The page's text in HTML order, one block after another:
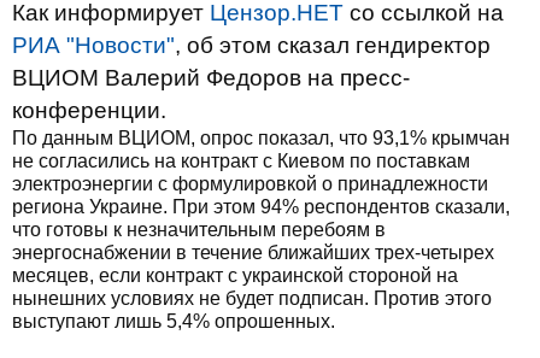
Как информирует Цензор.НЕТ со ссылкой на
РИА "Новости", об этом сказал гендиректор
ВЦИОМ Валерий Федоров на пресс-
конференции.
По данным ВЦИОМ, опрос показал, что 93,1% крымчан
не согласились на контракт с Киевом по поставкам
электроэнергии с формулировкой о принадлежности
региона Украине. При этом 94% респондентов сказали,
что готовы к незначительным перебоям в
энергоснабжении в течение ближайших трех-четырех
месяцев, если контракт с украинской стороной на
нынешних условиях не будет подписан. Против этого
выступают лишь 5,4% опрошенных.